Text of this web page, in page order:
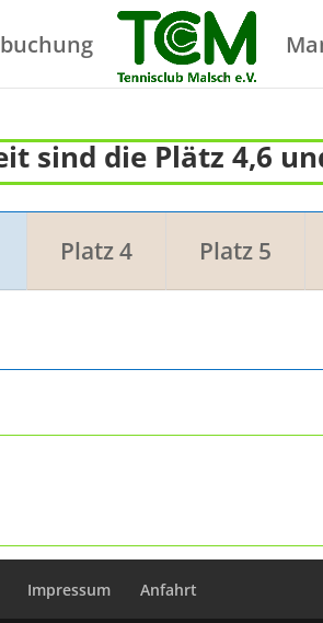
sind die Plätz 4,6
Platz 4 Platz 5
Impressum Anfahrt